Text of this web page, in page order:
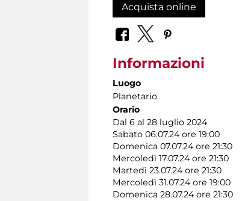
Acquista online
Informazioni
Luogo
Planetario
Orario
Dal 6 al 28 luglio 2024
Sabato 06.07.24 ore 19:00
Domenica 07.07.24 ore 21:30
Mercoledì 17.07.24 ore 21:30
Martedì 23.07.24 ore 21:30
Mercoledì 31.07.24 ore 19:00
Domenica 28.07.24 ore 21:30